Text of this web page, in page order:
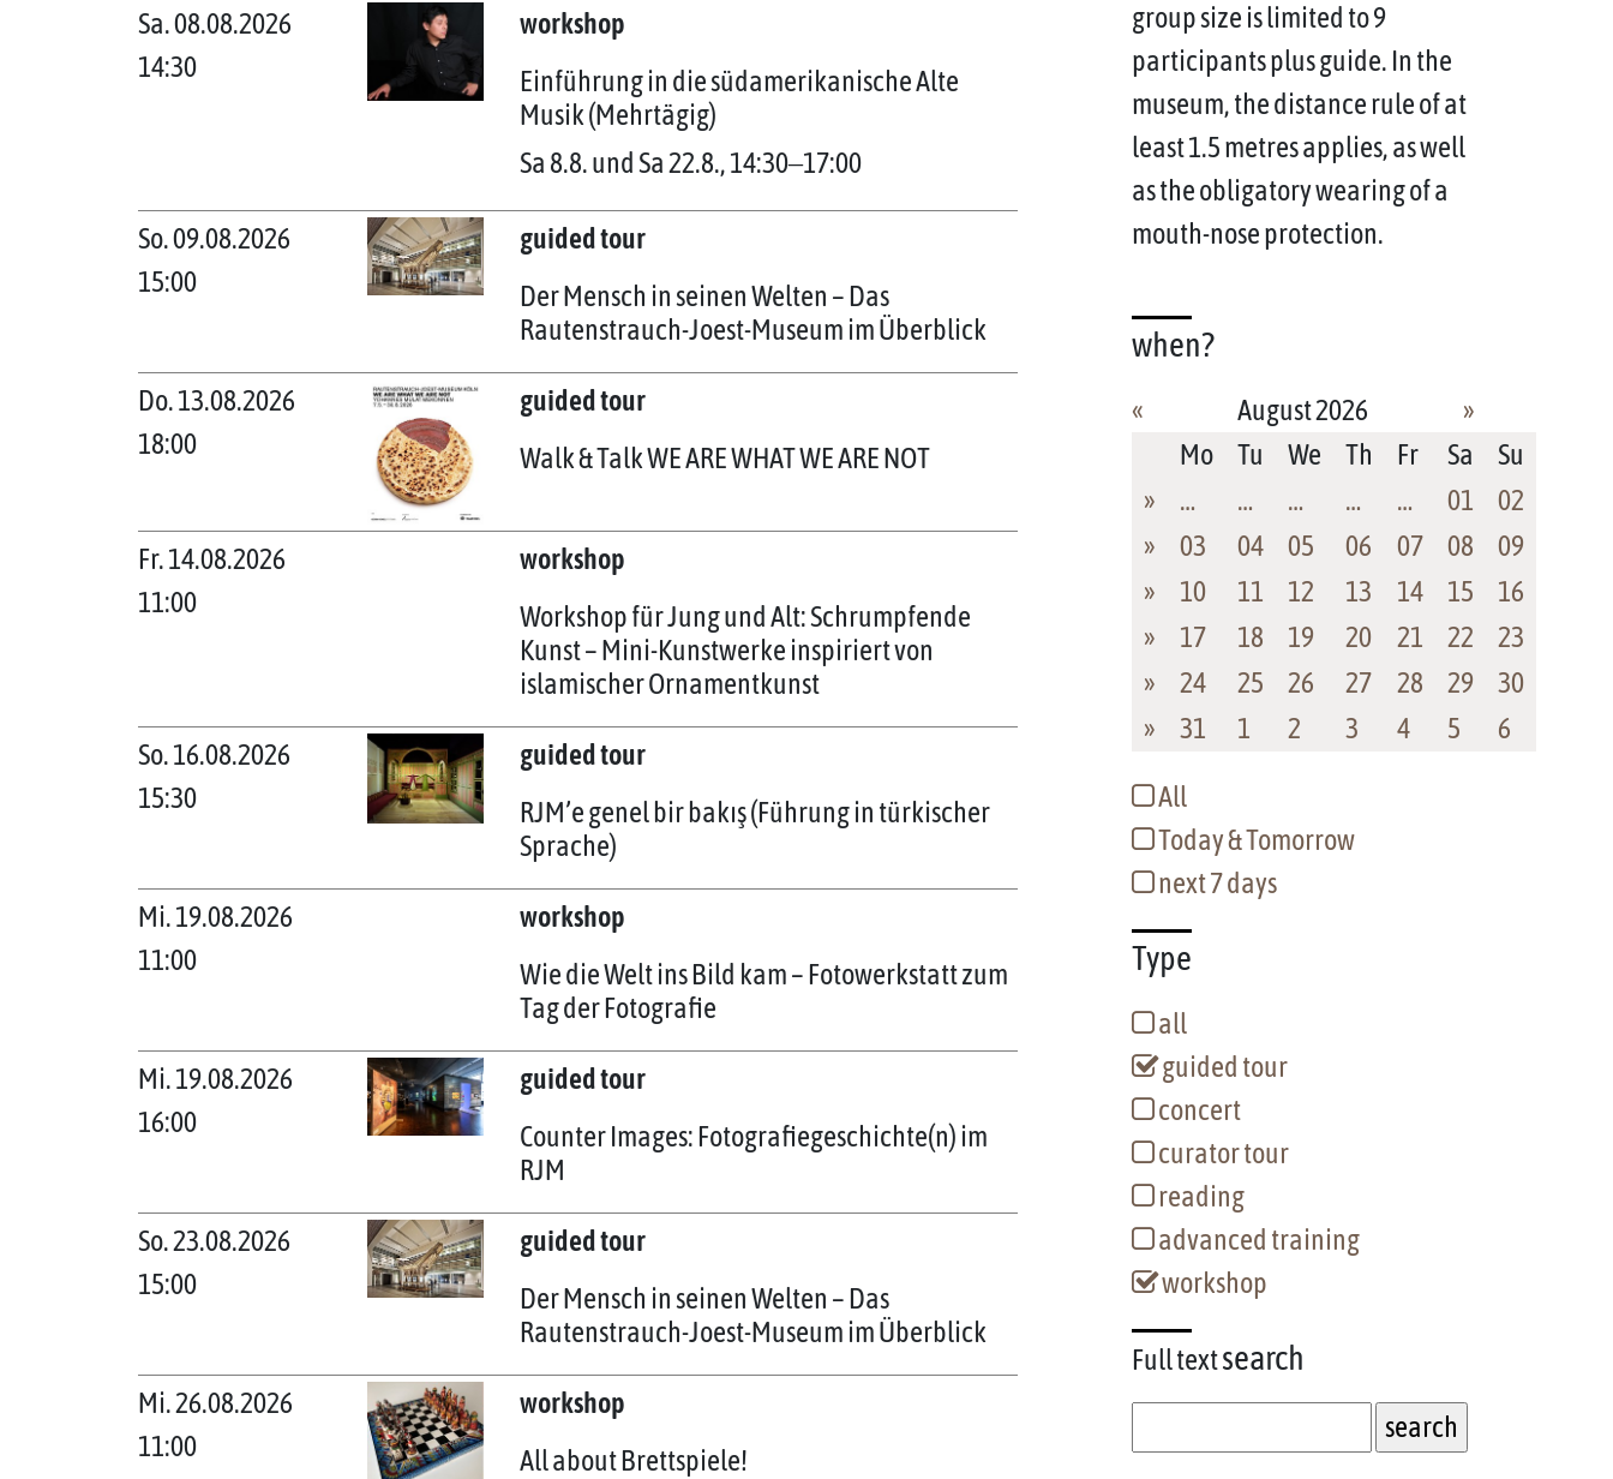
Sa. 08.08.2026
14:30
workshop
Einführung in die südamerikanische Alte
Musik (Mehrtägig)
Sa 8.8. und Sa 22.8., 14:30‒17:00
So. 09.08.2026
15:00
guided tour
Der Mensch in seinen Welten – Das
Rautenstrauch-Joest-Museum im Überblick
Do. 13.08.2026
18:00
guided tour
Walk & Talk WE ARE WHAT WE ARE NOT
Fr. 14.08.2026
11:00
workshop
Workshop für Jung und Alt: Schrumpfende
Kunst – Mini-Kunstwerke inspiriert von
islamischer Ornamentkunst
So. 16.08.2026
15:30
guided tour
RJM’e genel bir bakış (Führung in türkischer
Sprache)
Mi. 19.08.2026
11:00
workshop
Wie die Welt ins Bild kam – Fotowerkstatt zum
Tag der Fotografie
Mi. 19.08.2026
16:00
guided tour
Counter Images: Fotografiegeschichte(n) im
RJM
So. 23.08.2026
15:00
guided tour
Der Mensch in seinen Welten – Das
Rautenstrauch-Joest-Museum im Überblick
Mi. 26.08.2026
11:00
workshop
All about Brettspiele!
group size is limited to 9
participants plus guide. In the
museum, the distance rule of at
least 1.5 metres applies, as well
as the obligatory wearing of a
mouth-nose protection.
when?
»
«
August 2026
Mo
Tu We Th Fr Sa
Su
»
… … … … … 01
02
»
03 04 05 06 07 08
09
»
10 11 12 13 14 15
16
»
17 18 19 20 21 22
23
»
24 25 26 27 28 29
30
»
31 1 2 3 4 5 6
All
Today & Tomorrow
next 7 days
Type
all
guided tour
concert
curator tour
reading
advanced training
workshop
Full textsearch